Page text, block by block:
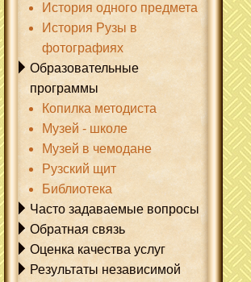
История одного предмета
История Рузы в
фотографиях
Образовательные
программы
Копилка методиста
Музей - школе
Музей в чемодане
Рузский щит
Библиотека
Часто задаваемые вопросы
Обратная связь
Оценка качества услуг
Результаты независимой